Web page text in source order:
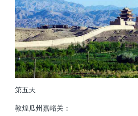
第五天
敦煌瓜州嘉峪关：